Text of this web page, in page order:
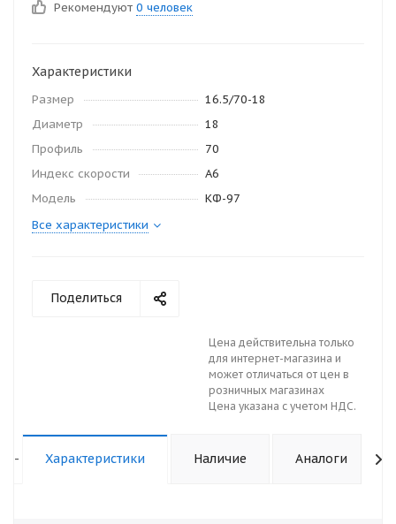
Рекомендуют 0 человек
Характеристики
Размер
16.5/70-18
Диаметр
18
Профиль
70
Индекс скорости
A6
Модель
КФ-97
Все характеристики
Поделиться
Цена действительна только
для интернет-магазина и
может отличаться от цен в
розничных магазинах
Цена указана с учетом НДС.
- Характеристики Наличие Аналоги